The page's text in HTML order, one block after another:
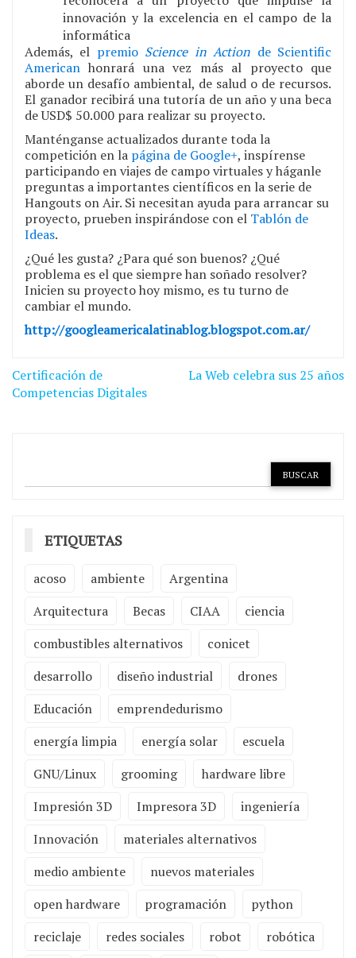
innovación y la excelencia en el campo de la
informática
Además, el premio Science in Action de Scientific
American honrará una vez más al proyecto que
aborde un desafío ambiental, de salud o de recursos.
El ganador recibirá una tutoría de un año y una beca
de USD$ 50.000 para realizar su proyecto.
Manténganse actualizados durante toda la
competición en la página de Google+, inspírense
participando en viajes de campo virtuales y háganle
preguntas a importantes científicos en la serie de
Hangouts on Air. Si necesitan ayuda para arrancar su
proyecto, prueben inspirándose con el Tablón de
Ideas.
¿Qué les gusta? ¿Para qué son buenos? ¿Qué
problema es el que siempre han soñado resolver?
Inicien su proyecto hoy mismo, es tu turno de
cambiar el mundo.
http://googleamericalatinablog.blogspot.com.ar/
Navegación
de
Certificación de
Competencias Digitales
La Web celebra sus 25 años
ETIQUETAS
acoso ambiente
Argentina
Arquitectura
Becas CIAA
ciencia
combustibles alternativos
conicet
desarrollo
diseño industrial
drones
Educación
emprendedurismo
energía limpia
energía solar
escuela
GNU/Linux
grooming
hardware libre
Impresión 3D
Impresora 3D
ingeniería
Innovación
materiales alternativos
medio ambiente
nuevos materiales
open hardware
programación
python
reciclaje
redes sociales robot robótica